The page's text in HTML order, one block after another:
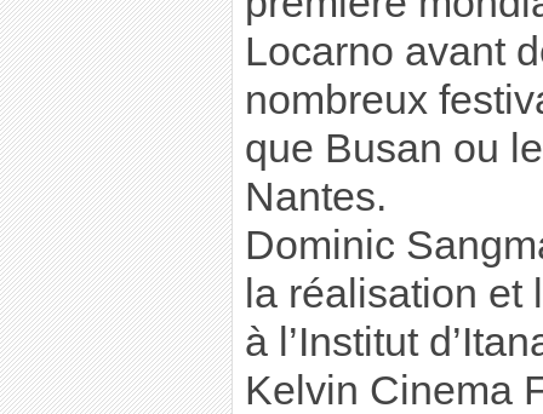
Locarno avant
nombreux
que Busan ou
Nantes.
Dominic
la réalisation et
à l’Institut
Kelvin Cinema